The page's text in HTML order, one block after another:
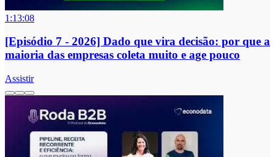
1:13:08
[Episódio 7 - 2026] Dado que vira decisão: por que a
maioria das empresas coleta muito e age pouco
Assistir